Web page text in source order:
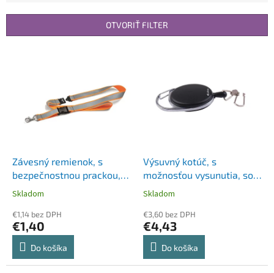
i
OTVORIŤ FILTER
Závesný remienok, s
bezpečnostnou prackou,
reflexná, DURABLE
Skladom
€1,14 bez DPH
€1,40
Do košíka
Výsuvný kotúč, s
možnosťou vysunutia, so
svorkou,VICTORIA OFFICE,
Skladom
€3,60 bez DPH
€4,43
Do košíka